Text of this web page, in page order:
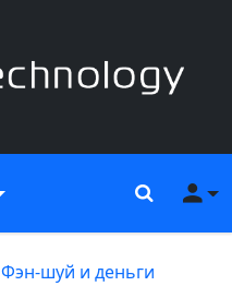
Поиск
Фэн-шуй и деньги